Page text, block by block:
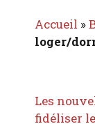
Accueil »
loger/
Les
fidéliser